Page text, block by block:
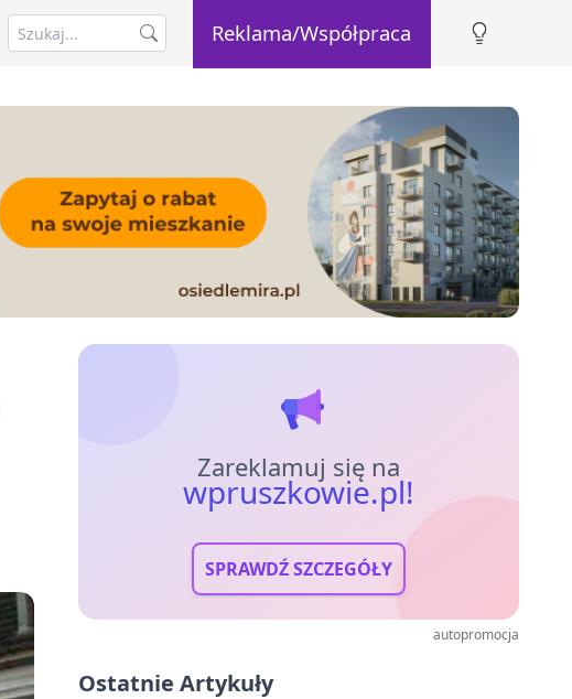
Reklama/Współpraca
Zareklamuj się na
wpruszkowie.pl!
SPRAWDŹ SZCZEGÓŁY
autopromocja
Ostatnie Artykuły